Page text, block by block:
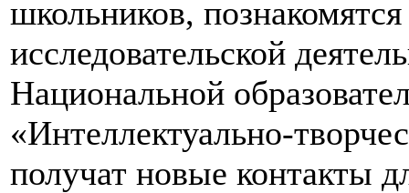
школьников,
исследовательской
Национальной
«Интеллектуально-
получат новые контакты